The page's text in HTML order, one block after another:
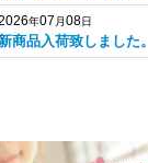
年07 月08日
商品入荷致しました。